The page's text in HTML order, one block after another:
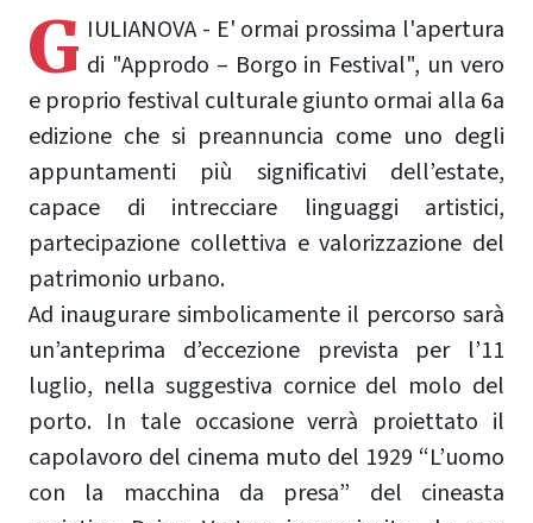
G IULIANOVA - E' ormai prossima l'apertura
di "Approdo – Borgo in Festival", un vero
e proprio festival culturale giunto ormai alla 6a
edizione che si preannuncia come uno degli
appuntamenti più significativi dell’estate,
capace di intrecciare linguaggi artistici,
partecipazione collettiva e valorizzazione del
patrimonio urbano.
Ad inaugurare simbolicamente il percorso sarà
un’anteprima d’eccezione prevista per l’11
luglio, nella suggestiva cornice del molo del
porto. In tale occasione verrà proiettato il
capolavoro del cinema muto del 1929 “L’uomo
con la macchina da presa” del cineasta